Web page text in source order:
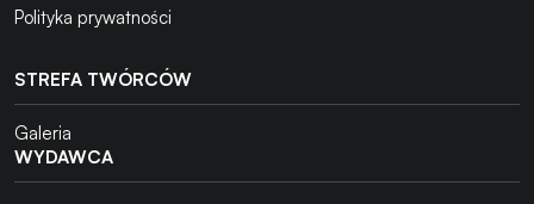
Polityka prywatności
STREFA TWÓRCÓW
Galeria
WYDAWCA